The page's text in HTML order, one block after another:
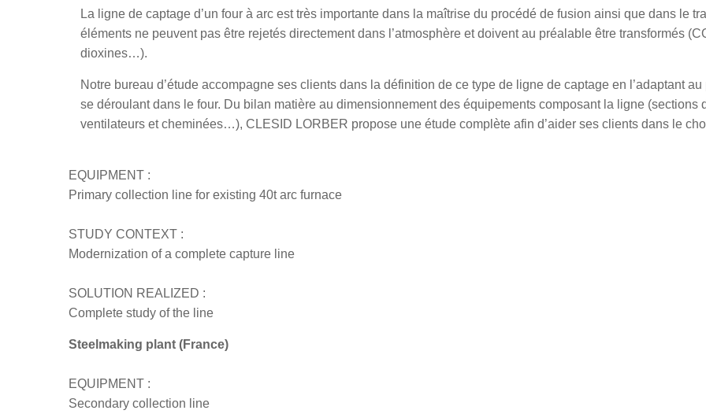
La ligne de captage d’un four à arc est très importante dans la maîtrise du procédé de fusion ainsi que dans le
éléments ne peuvent pas être rejetés directement dans l’atmosphère et doivent au préalable être transformés
dioxines…).
Notre bureau d’étude accompagne ses clients dans la définition de ce type de ligne de captage en l’adaptant
se déroulant dans le four. Du bilan matière au dimensionnement des équipements composant la ligne (sections
ventilateurs et cheminées…), CLESID LORBER propose une étude complète afin d’aider ses clients dans le
EQUIPMENT :
Primary collection line for existing 40t arc furnace
STUDY CONTEXT :
Modernization of a complete capture line
SOLUTION REALIZED :
Complete study of the line
Steelmaking plant (France)
EQUIPMENT :
Secondary collection line